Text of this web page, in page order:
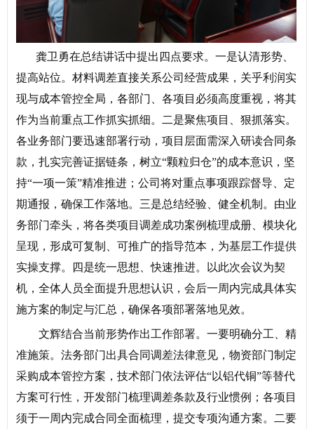
龚卫勇在总结讲话中提出四点要求。一是认清形势、
提高站位。材料调差直接关系公司经营成果，关乎利润实
现与成本管控全局，各部门、各项目必须高度重视，将其
作为当前重点工作抓实抓细。二是聚焦项目、狠抓落实。
各业务部门要迅速部署行动，项目层面需深入研读合同条
款，扎实完善证据链条，树立“颗粒归仓”的成本意识，坚
持“一项一策”精准推进；公司将对重点事项跟踪督导、定
期通报，确保工作落地。三是总结经验、健全机制。由业
务部门牵头，将各类项目调差成功案例梳理成册、模块化
呈现，形成可复制、可推广的指导范本，为基层工作提供
实操支撑。四是统一思想、快速推进。以此次会议为契
机，全体人员全面提升思想认识，会后一周内完成具体实
施方案的制定与汇总，确保各项部署落地见效。
文辉结合当前形势作出工作部署。一要明确分工、精
准施策。法务部门出具合同调差法律意见，物资部门制定
采购成本管控方案，技术部门依法评估“以铝代铜”等替代
方案可行性，开发部门梳理调差条款及行业惯例；各项目
须于一周内完成合同全面梳理，提交专项沟通方案。二要